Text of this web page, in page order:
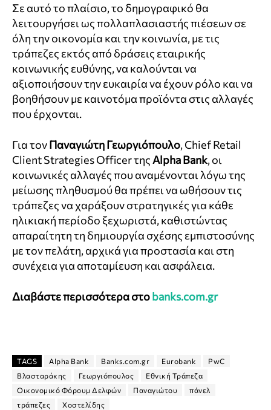
Σε αυτό το πλαίσιο, το δημογραφικό θα
λειτουργήσει ως πολλαπλασιαστής πιέσεων σε
όλη την οικονομία και την κοινωνία, με τις
τράπεζες εκτός από δράσεις εταιρικής
κοινωνικής ευθύνης, να καλούνται να
αξιοποιήσουν την ευκαιρία να έχουν ρόλο και να
βοηθήσουν με καινοτόμα προϊόντα στις αλλαγές
που έρχονται.
Για τονΠαναγιώτη Γεωργιόπουλο, Chief Retail
Client Strategies Officer τηςAlpha Bank, οι
κοινωνικές αλλαγές που αναμένονται λόγω της
μείωσης πληθυσμού θα πρέπει να ωθήσουν τις
τράπεζες να χαράξουν στρατηγικές για κάθε
ηλικιακή περίοδο ξεχωριστά, καθιστώντας
απαραίτητη τη δημιουργία σχέσης εμπιστοσύνης
με τον πελάτη, αρχικά για προστασία και στη
συνέχεια για αποταμίευση και ασφάλεια.
Διαβάστε περισσότερα στοbanks.com.gr
TAGS Alpha Bank Banks.com.gr Eurobank
PwC
Βλασταράκης
Γεωργιόπουλος
Εθνική Τράπεζα
Οικονομικό Φόρουμ Δελφών
Παναγιώτου
πάνελ
τράπεζες
Χοστελίδης